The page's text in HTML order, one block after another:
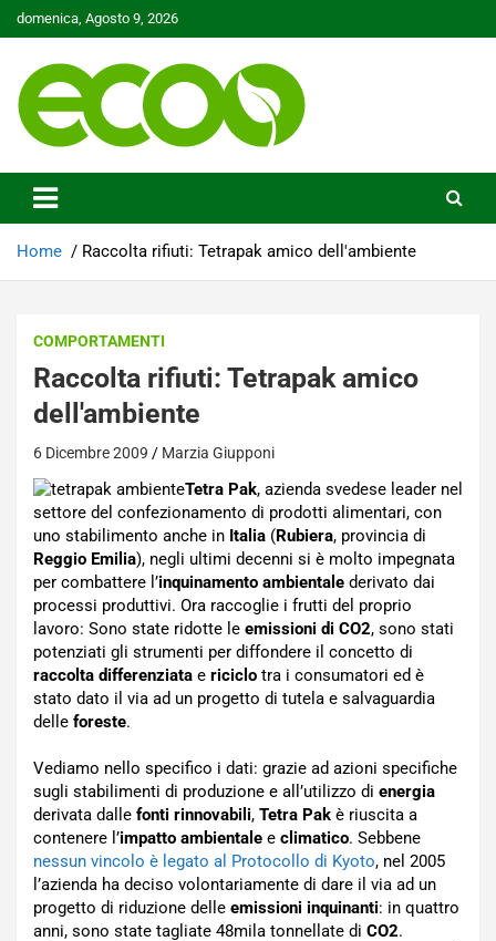
Skip
to
domenica, Agosto 9, 2026
Ecoo.it
Home Raccolta rifiuti: Tetrapak amico dell'ambiente
COMPORTAMENTI
Raccolta rifiuti: Tetrapak amico
dell'ambiente
6 Dicembre 2009 Marzia Giupponi
Tetra Pak, azienda svedese leader nel
settore del confezionamento di prodotti alimentari, con
uno stabilimento anche in Italia (Rubiera, provincia di
Reggio Emilia), negli ultimi decenni si è molto impegnata
per combattere l’inquinamento ambientale derivato dai
processi produttivi. Ora raccoglie i frutti del proprio
lavoro: Sono state ridotte le emissioni di CO2, sono stati
potenziati gli strumenti per diffondere il concetto di
raccolta differenziata e riciclo tra i consumatori ed è
stato dato il via ad un progetto di tutela e salvaguardia
delle foreste.
Vediamo nello specifico i dati: grazie ad azioni specifiche
sugli stabilimenti di produzione e all’utilizzo di energia
derivata dalle fonti rinnovabili, Tetra Pak è riuscita a
contenere l’impatto ambientale e climatico. Sebbene
nessun vincolo è legato al Protocollo di Kyoto, nel 2005
l’azienda ha deciso volontariamente di dare il via ad un
progetto di riduzione delle emissioni inquinanti: in quattro
anni, sono state tagliate 48mila tonnellate di CO2.